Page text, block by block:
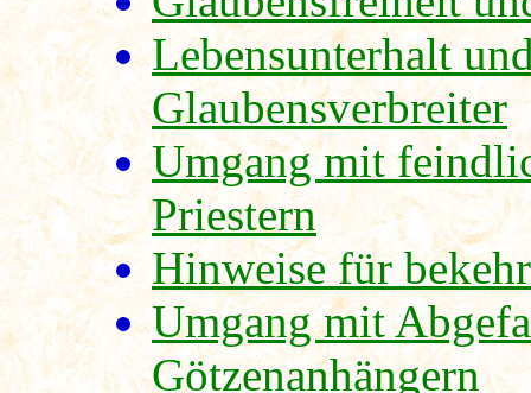
Lebensunterhalt
Glaubensverbreiter
Umgang mit
Priestern
Hinweise für
Umgang mit
Götzenanhängern